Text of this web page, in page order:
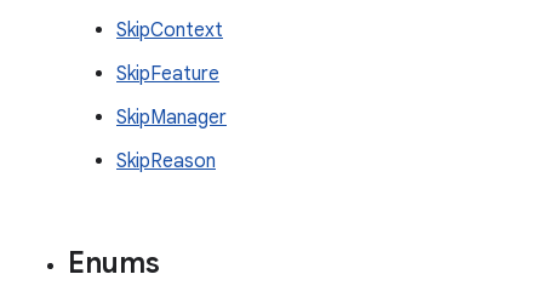
SkipContext
SkipFeature
SkipManager
SkipReason
Enums